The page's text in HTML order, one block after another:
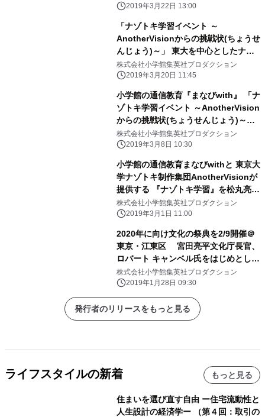
吾さんらが登場！ 2019年3月30日
ル大阪ドームシティ」にて
2019年3月22日 13:00
「ナゾトキ学習イベント ～
AnotherVisionからの挑戦状(ちょうせ
んじょう)～」 東大を中心としたナゾ
トキ制作集団 AnotherVisionの松丸亮
吾さんらが登場！ 2019年3月21日
催！
株式会社小学館集英社プロダクション
2019年3月20日 11:45
小学館の通信教育『まなびwith』 「ナ
ゾトキ学習イベント ～AnotherVision
からの挑戦状(ちょうせんじょう)～」
東大を中心としたナゾトキ制作集団
AnotherVisionの松丸亮吾さん、 脳科
2019年3月17日(日)13:30 - 「イオンモ
ール福岡」にて開催！
株式会社小学館集英社プロダクション
2019年3月8日 10:30
小学館の通信教育まなびwithと 東京大
学ナゾトキ制作集団AnotherVisionが
提供する 『ナゾトキ学習』を松丸亮吾
さん、 コナンくんと一緒に親子で体
験！
株式会社小学館集英社プロダクション
2019年3月1日 11:00
2020年に向け文化の祭典を2/9開催＠
東京・江東区 宮田亮平文化庁長官、
ロバート キャンベル氏をはじめとし、
村田沙耶香氏、小笠原歩氏、鈴木るり
か氏と語り合う
株式会社小学館集英社プロダクション
2019年1月28日 09:30
発行者のリリースをもっと見る
ライフスタイルの新着 もっと見る
住まいを選び直す自由 ー住宅流動性と
人生設計の経済学ー （第４回：取引の